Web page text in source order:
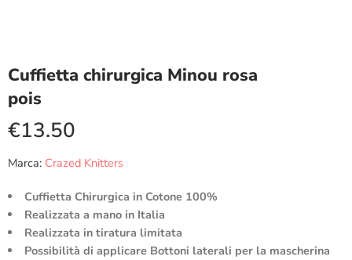
Cuffietta chirurgica Minou rosa
pois
€13.50
Marca: Crazed Knitters
Cuffietta Chirurgica in Cotone 100%
Realizzata a mano in Italia
Realizzata in tiratura limitata
Possibilità di applicare Bottoni laterali per la mascherina